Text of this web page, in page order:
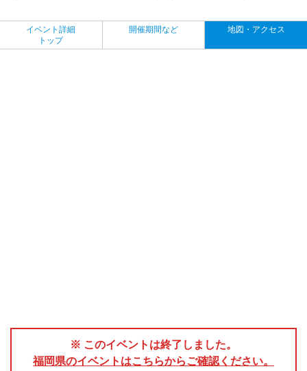
イベント詳細
トップ
開催期間など 地図・アクセス
※ このイベントは終了しました。
福岡県のイベントはこちらからご確認ください。